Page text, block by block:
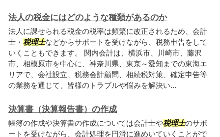
法人の税金にはどのような種類があるのか
法人に課せられる税金の税率は頻繁に改正されるため、会計
士・ 税理士などからサポートを受けながら、税務申告をして
いくこともできます。 関内会計は、横浜市、川崎市、藤沢
市、相模原市を中心に、神奈川県、東京～愛知までの東海エ
リアで、会社設立、税務会計顧問、相続税対策、確定申告等
の業務を通じて、皆様のトラブルや悩みを解決い...
決算書（決算報告書）の作成
帳簿の作成や決算書の作成については会計士や税理士のサポ
ートを受けながら、会計処理を円滑に進めいていくことがで